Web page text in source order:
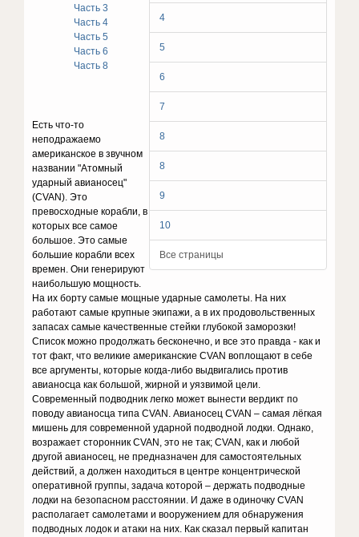
4
5
6
7
8
8
9
10
Все страницы
Часть 3
Часть 4
Часть 5
Часть 6
Часть 8
Есть что-то
неподражаемо
американское в звучном
названии "Атомный
ударный авианосец"
(CVAN). Это
превосходные корабли, в
которых все самое
большое. Это самые
большие корабли всех
времен. Они генерируют
наибольшую мощность.
На их борту самые мощные ударные самолеты. На них
работают самые крупные экипажи, а в их продовольственных
запасах самые качественные стейки глубокой заморозки!
Список можно продолжать бесконечно, и все это правда - как и
тот факт, что великие американские CVAN воплощают в себе
все аргументы, которые когда-либо выдвигались против
авианосца как большой, жирной и уязвимой цели.
Современный подводник легко может вынести вердикт по
поводу авианосца типа CVAN. Авианосец CVAN – самая лёгкая
мишень для современной ударной подводной лодки. Однако,
возражает сторонник CVAN, это не так; CVAN, как и любой
другой авианосец, не предназначен для самостоятельных
действий, а должен находиться в центре концентрической
оперативной группы, задача которой – держать подводные
лодки на безопасном расстоянии. И даже в одиночку CVAN
располагает самолетами и вооружением для обнаружения
подводных лодок и атаки на них. Как сказал первый капитан